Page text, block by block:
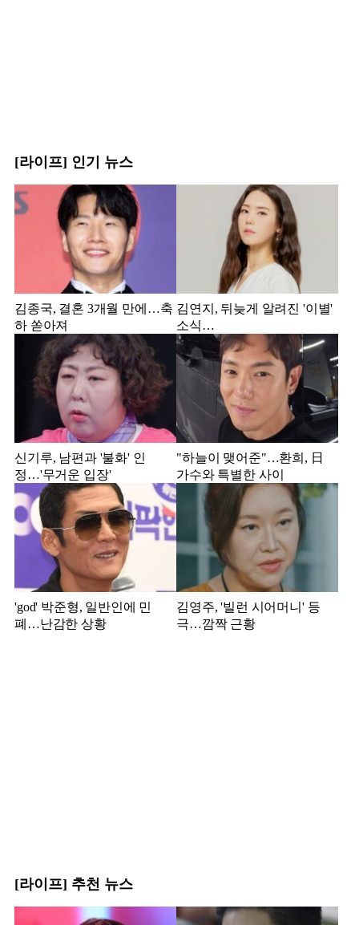
[라이프] 인기 뉴스
김종국, 결혼 3개월 만에…축
하 쏟아져
김연지, 뒤늦게 알려진 '이별'
소식…
신기루, 남편과 '불화' 인
정…'무거운 입장'
"하늘이 맺어준"…환희, 日
가수와 특별한 사이
'god' 박준형, 일반인에 민
폐…난감한 상황
김영주, '빌런 시어머니' 등
극…깜짝 근황
[라이프] 추천 뉴스